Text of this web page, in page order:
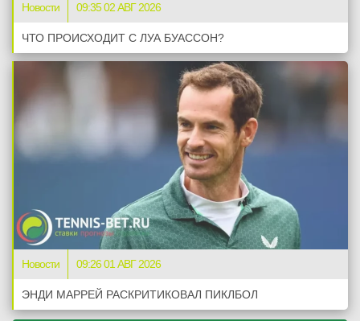
Новости 09:35 02 АВГ 2026
ЧТО ПРОИСХОДИТ С ЛУА БУАССОН?
Новости 09:26 01 АВГ 2026
ЭНДИ МАРРЕЙ РАСКРИТИКОВАЛ ПИКЛБОЛ